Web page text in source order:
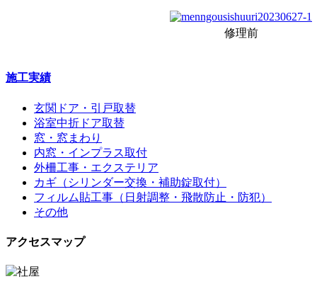
修理前
施工実績
玄関ドア・引戸取替
浴室中折ドア取替
窓・窓まわり
内窓・インプラス取付
外柵工事・エクステリア
カギ（シリンダー交換・補助錠取付）
フィルム貼工事（日射調整・飛散防止・防犯）
その他
アクセスマップ